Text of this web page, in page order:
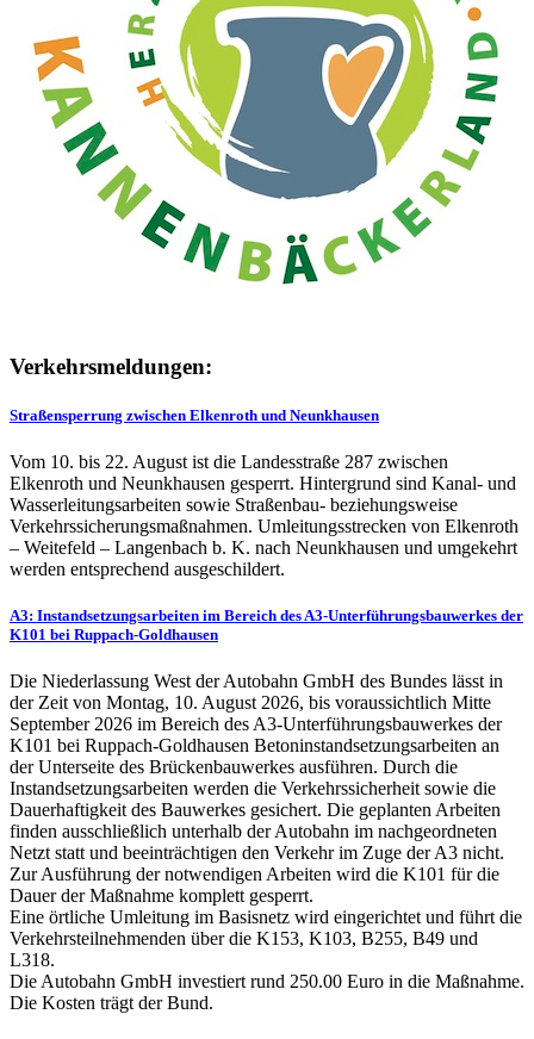
Verkehrsmeldungen:
Straßensperrung zwischen Elkenroth und Neunkhausen
Vom 10. bis 22. August ist die Landesstraße 287 zwischen
Elkenroth und Neunkhausen gesperrt. Hintergrund sind Kanal- und
Wasserleitungsarbeiten sowie Straßenbau- beziehungsweise
Verkehrssicherungsmaßnahmen. Umleitungsstrecken von Elkenroth
– Weitefeld – Langenbach b. K. nach Neunkhausen und umgekehrt
werden entsprechend ausgeschildert.
A3: Instandsetzungsarbeiten im Bereich des A3-Unterführungsbauwerkes der
K101 bei Ruppach-Goldhausen
Die Niederlassung West der Autobahn GmbH des Bundes lässt in
der Zeit von Montag, 10. August 2026, bis voraussichtlich Mitte
September 2026 im Bereich des A3-Unterführungsbauwerkes der
K101 bei Ruppach-Goldhausen Betoninstandsetzungsarbeiten an
der Unterseite des Brückenbauwerkes ausführen. Durch die
Instandsetzungsarbeiten werden die Verkehrssicherheit sowie die
Dauerhaftigkeit des Bauwerkes gesichert. Die geplanten Arbeiten
finden ausschließlich unterhalb der Autobahn im nachgeordneten
Netzt statt und beeinträchtigen den Verkehr im Zuge der A3 nicht.
Zur Ausführung der notwendigen Arbeiten wird die K101 für die
Dauer der Maßnahme komplett gesperrt.
Eine örtliche Umleitung im Basisnetz wird eingerichtet und führt die
Verkehrsteilnehmenden über die K153, K103, B255, B49 und
L318.
Die Autobahn GmbH investiert rund 250.00 Euro in die Maßnahme.
Die Kosten trägt der Bund.